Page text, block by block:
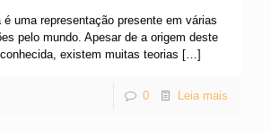
é uma representação presente em várias
pelo mundo. Apesar de a origem deste
existem muitas teorias […]
0 Leia mais